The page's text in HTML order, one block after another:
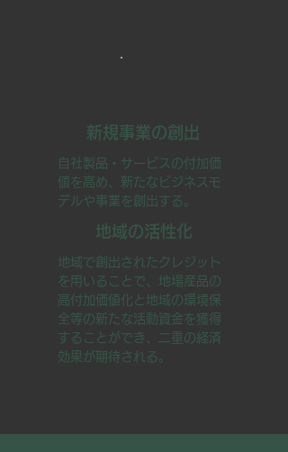
新規事業の創出
自社製品・サービスの付加価
値を高め、新たなビジネスモ
デルや事業を創出する。
地域の活性化
地域で創出されたクレジット
を用いることで、地場産品の
高付加価値化と地域の環境保
全等の新たな活動資金を獲得
することができ、二重の経済
効果が期待される。